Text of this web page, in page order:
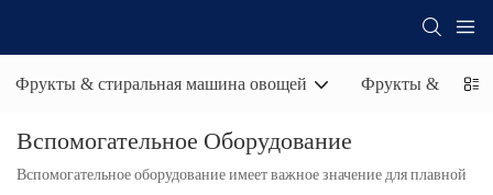
Фрукты & стиральная машина овощей Фрукты &
Вспомогательное Оборудование
Вспомогательное оборудование имеет важное значение для плавной